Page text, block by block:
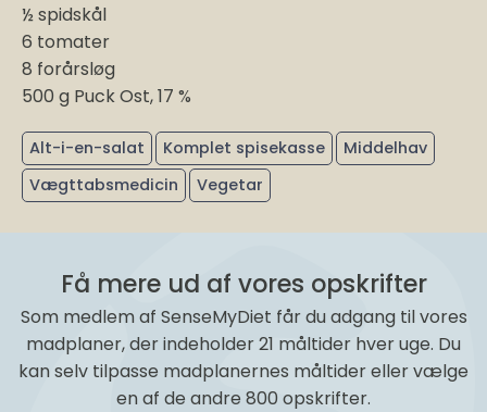
½ spidskål
6 tomater
8 forårsløg
500 g Puck Ost, 17 %
Alt-i-en-salat Komplet spisekasse
Middelhav
Vægttabsmedicin
Vegetar
Få mere ud af vores opskrifter
Som medlem af SenseMyDiet får du adgang til vores
madplaner, der indeholder 21 måltider hver uge. Du
kan selv tilpasse madplanernes måltider eller vælge
en af de andre 800 opskrifter.